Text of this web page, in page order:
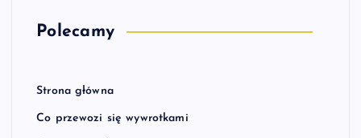
Polecamy
Strona główna
Co przewozi się wywrotkami